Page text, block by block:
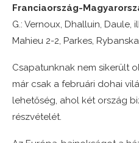
Franciaország-
G.: Vernoux, Dhalluin, Daule,
Mahieu 2-2, Parkes,
Csapatunknak nem sikerült
már csak a februári dohai
lehetőség, ahol két ország
részvételét.